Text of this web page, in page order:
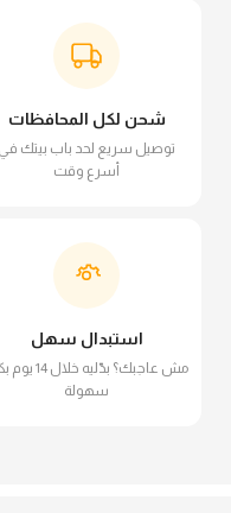
شحن لكل المحافظات
توصيل سريع لحد باب بيتك في
أسرع وقت
استبدال سهل
مش عاجبك؟ بدّليه
سهولة